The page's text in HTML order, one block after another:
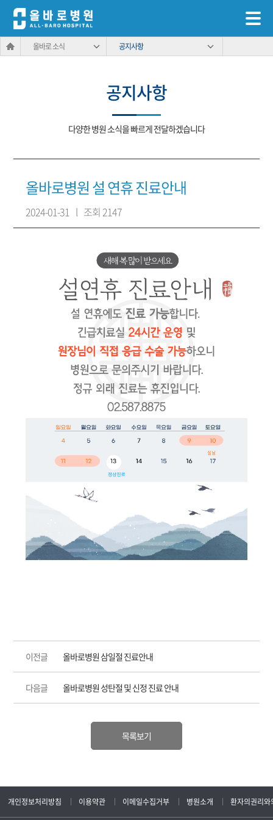
올바로 소식 공지사항
공지사항
다양한 병원 소식을 빠르게 전달하겠습니다
올바로병원 설 연휴 진료안내
2024-01-31 l 조회 2147
이전글 올바로병원 삼일절 진료안내
다음글 올바로병원 성탄절 및 신정 진료 안내
목록보기
개인정보처리방침 이용약관 이메일수집거부 병원소개 환자의권리와